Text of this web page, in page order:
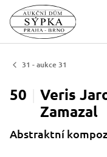
31 - aukce 31
50
Veris
Zamazal
Abstraktní